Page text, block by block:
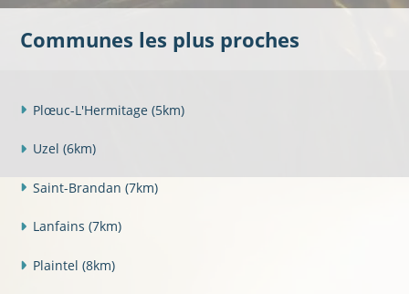
Communes les plus proches
Plœuc-L'Hermitage (5km)
Uzel (6km)
Saint-Brandan (7km)
Lanfains (7km)
Plaintel (8km)